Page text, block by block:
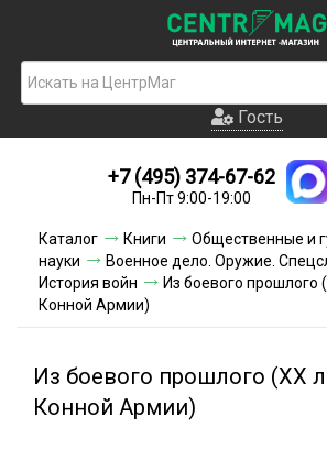
Гость
Новинки
Условия доставки
Условия оплаты
Акции и скидки
Гость
+7 (495) 374-67-62
Пн-Пт 9:00-19:00
Каталог Книги
Общественные и
науки
Военное дело. Оружие.
История войн
Из боевого прошлого
Конной Армии)
Из боевого прошлого (XX
Конной Армии)